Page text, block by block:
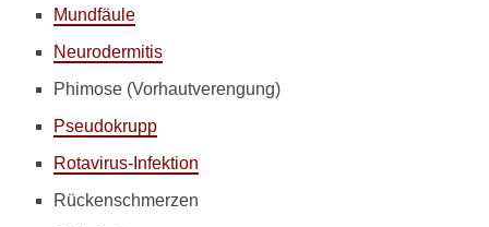
Mundfäule
Neurodermitis
Phimose (Vorhautverengung)
Pseudokrupp
Rotavirus-Infektion
Rückenschmerzen
r
e
k
r
a
n
u